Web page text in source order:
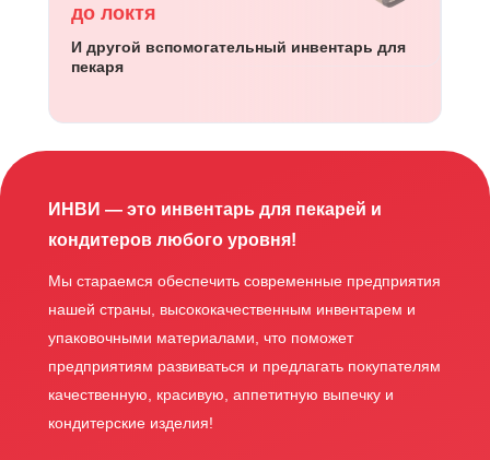
до локтя
И другой вспомогательный инвентарь для
пекаря
ИНВИ — это инвентарь для пекарей и
кондитеров любого уровня!
Мы стараемся обеспечить современные предприятия
нашей страны, высококачественным инвентарем и
упаковочными материалами, что поможет
предприятиям развиваться и предлагать покупателям
качественную, красивую, аппетитную выпечку и
кондитерские изделия!